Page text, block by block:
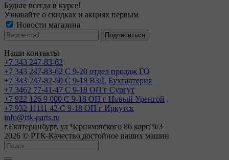
Будьте всегда в курсе!
Узнавайте о скидках и акциях первым
Новости магазина
Наши контакты
+7 343 247-83-62
+7 343 247-83-62 С 9-20 отдел продаж ГО
+7 343 247-82-50 С 9-18 ВЗД, Бухгалтерия
+7 3462 77-41-47 С 9-18 ОП г Сургут
+7 922 126 9 000 С 9-18 ОП г Новый Уренгой
+7 932 11111 42 С 9-18 ОП г Иркутск
info@rtk-parts.ru
г.Екатеринбург, ул Черняховского 86 корп 9/3
2026 © РТК-Качество достойное ваших машин